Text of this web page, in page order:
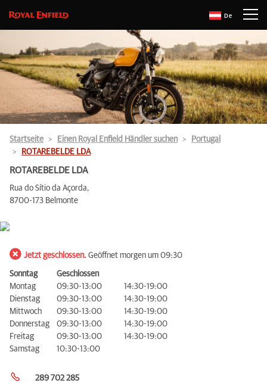
De
Startseite Einen Royal Enfield Händler suchen
Portugal
ROTAREBELDE LDA
ROTAREBELDE LDA
Rua do Sítio da Açorda,
8700-173 Belmonte
Jetzt geschlossen. Geöffnet morgen um 09:30
Sonntag
Geschlossen
Montag
09:30-13:00
14:30-19:00
Dienstag
09:30-13:00
14:30-19:00
Mittwoch
09:30-13:00
14:30-19:00
Donnerstag
09:30-13:00
14:30-19:00
Freitag
09:30-13:00
14:30-19:00
Samstag
10:30-13:00
289 702 285